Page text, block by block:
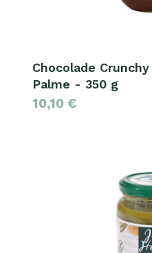
Chocolade
Palme - 350 g
10,10 €